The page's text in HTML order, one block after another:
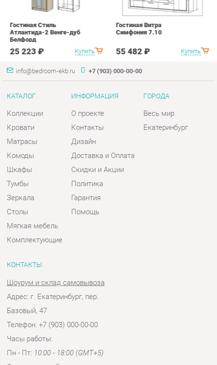
info@bedroom-ekb.ru +7 (903) 000-00-00
КАТАЛОГ
Матрасы
Шкафы
Тумбы
Зеркала
Столы
Мягкая мебель
Комплектующие
ИНФОРМАЦИЯ
Дизайн
Скидки и Акции
Политика
Гарантия
Помощь
ГОРОДА
Шоурум и склад самовывоза
Адрес: г. Екатеринбург, пер.
Часы работы:
Отправить сообщение